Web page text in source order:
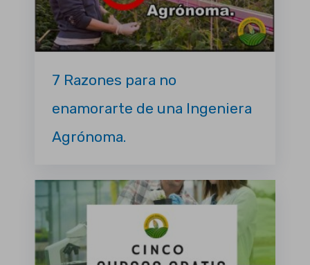
7 Razones para no
enamorarte de una Ingeniera
Agrónoma.